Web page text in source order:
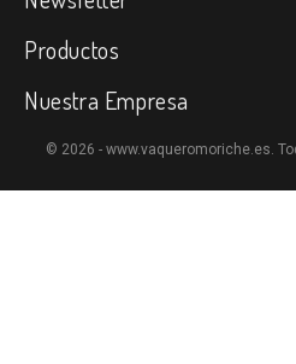
Productos
Nuestra Empresa
© 2026 - www.vaqueromoriche.es.